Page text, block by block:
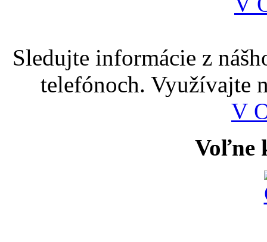
Sledujte informácie z
telefónoch. Využívajte
V
Voľne